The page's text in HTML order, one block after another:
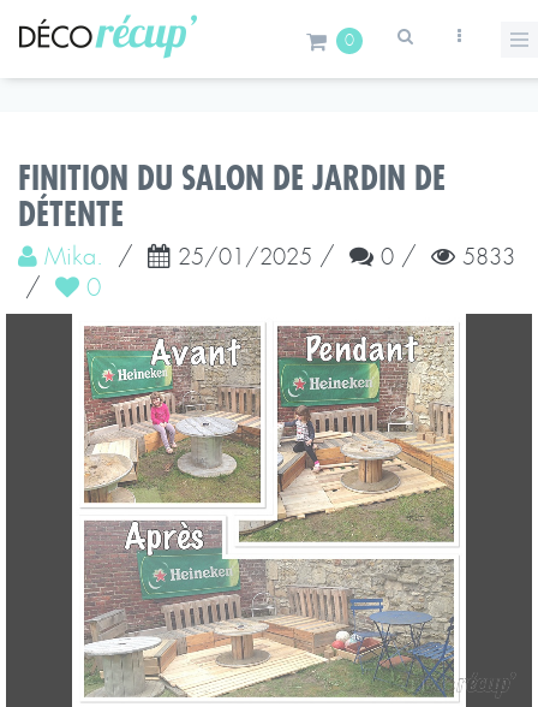
0
FINITION DU SALON DE JARDIN DE
DÉTENTE
Mika. / 25/01/2025 / 0 / 5833
/ 0